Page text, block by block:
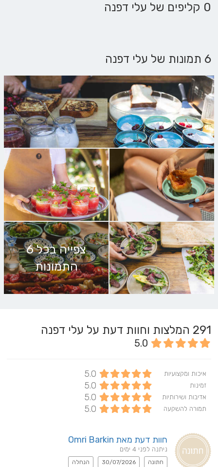
0 קליפים של עלי דפנה
6 תמונות של עלי דפנה
צפייה בכל 6
התמונות
291 המלצות וחוות דעת על עלי דפנה
5.0
איכות ומקצועיות 5.0
זמינות 5.0
אדיבות ושירותיות 5.0
תמורה להשקעה 5.0
חוות דעת מאת Omri Barkin
ניתנה לפני 4 ימים
חתונה 30/07/2026 הנחלה